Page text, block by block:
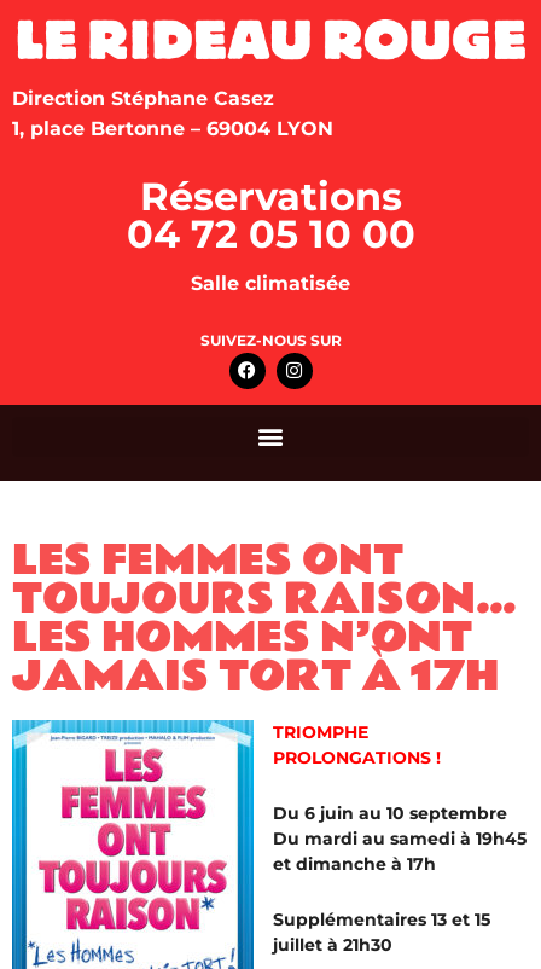
Direction Stéphane Casez
1, place Bertonne – 69004 LYON
Réservations
04 72 05 10 00
Salle climatisée
SUIVEZ-NOUS SUR
LES FEMMES ONT
TOUJOURS RAISON…
LES HOMMES N’ONT
JAMAIS TORT À 17H
TRIOMPHE
PROLONGATIONS !
Du 6 juin au 10 septembre
Du mardi au samedi à 19h45
et dimanche à 17h
Supplémentaires 13 et 15
juillet à 21h30